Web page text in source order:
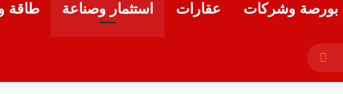
بورصة وشركات عقارات استثمار وصناعة طاقة
بحث
عن